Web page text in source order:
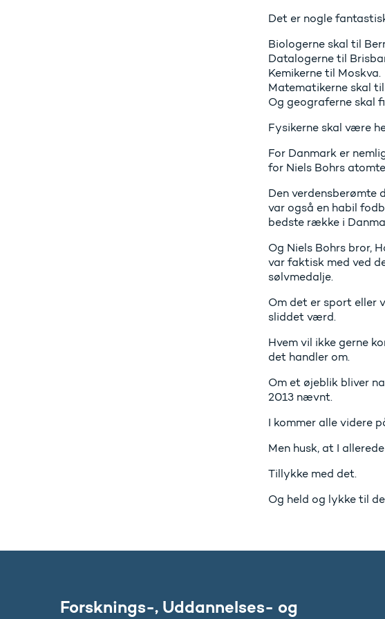
Det er nogle
Biologerne skal til
Datalogerne til
Kemikerne til Moskva.
Matematikerne skal
Og geograferne skal
Fysikerne skal være
For Danmark er
for Niels Bohrs
Den verdensberømte
var også en habil
bedste række i
Og Niels Bohrs bror,
var faktisk med ved
sølvmedalje.
Om det er sport eller
sliddet værd.
Hvem vil ikke gerne
det handler om.
Om et øjeblik bliver
2013 nævnt.
I kommer alle videre
Men husk, at I
Tillykke med det.
Og held og lykke til
Forsknings-, Uddannelses- og